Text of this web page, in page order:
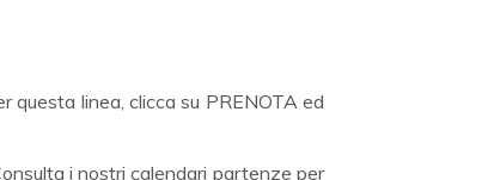
linea, clicca su PRENOTA ed
i nostri calendari partenze per